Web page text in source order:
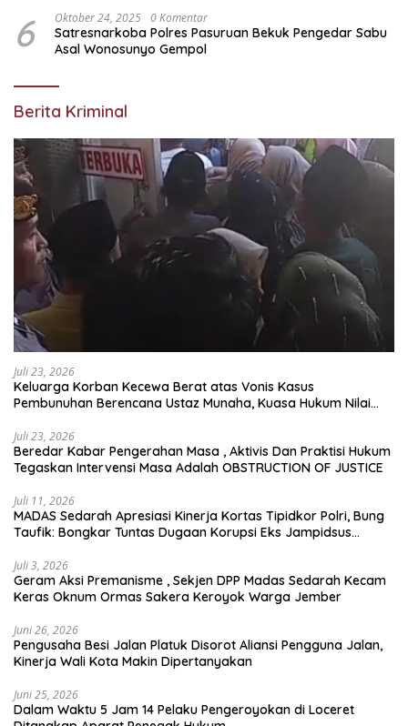
6 Oktober 24, 2025 0 Komentar
Satresnarkoba Polres Pasuruan Bekuk Pengedar Sabu
Asal Wonosunyo Gempol
Berita Kriminal
Juli 23, 2026
Keluarga Korban Kecewa Berat atas Vonis Kasus
Pembunuhan Berencana Ustaz Munaha, Kuasa Hukum Nilai
Juli 23, 2026
Beredar Kabar Pengerahan Masa , Aktivis Dan Praktisi Hukum
Tegaskan Intervensi Masa Adalah OBSTRUCTION OF JUSTICE
Juli 11, 2026
MADAS Sedarah Apresiasi Kinerja Kortas Tipidkor Polri, Bung
Taufik: Bongkar Tuntas Dugaan Korupsi Eks Jampidsus
Juli 3, 2026
Geram Aksi Premanisme , Sekjen DPP Madas Sedarah Kecam
Keras Oknum Ormas Sakera Keroyok Warga Jember
Juni 26, 2026
Pengusaha Besi Jalan Platuk Disorot Aliansi Pengguna Jalan,
Kinerja Wali Kota Makin Dipertanyakan
Juni 25, 2026
Dalam Waktu 5 Jam 14 Pelaku Pengeroyokan di Loceret